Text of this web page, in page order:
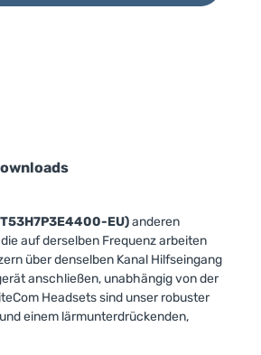
EU)anderen
auf derselben Frequenz arbeiten
über denselben Kanal Hilfseingang
anschließen, unabhängig von der
Headsets sind unser robuster
einem lärmunterdrückenden,